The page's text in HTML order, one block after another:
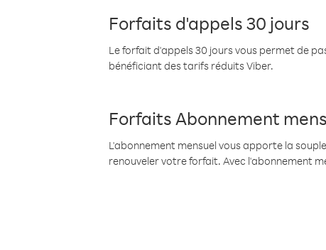
Forfaits d'appels 30 jours
Le forfait d'appels 30 jours vous permet de
bénéficiant des tarifs réduits Viber.
Forfaits Abonnement
L'abonnement mensuel vous apporte la
renouveler votre forfait. Avec l'abonnement